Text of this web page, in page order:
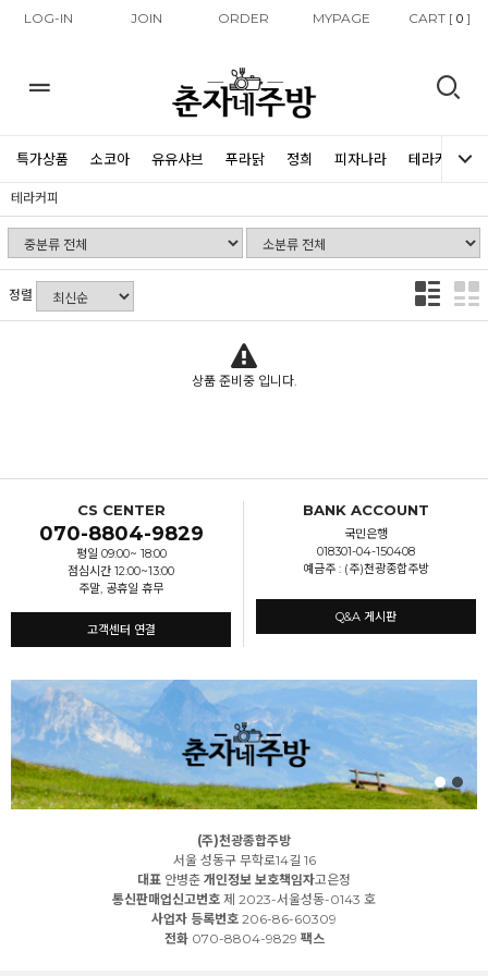
LOG-IN JOIN ORDER MYPAGE CART [ 0]
특가상품 소코아 유유샤브 푸라닭 정희 피자나라 테라커피
테라커피
정렬
상품 준비중 입니다.
CS CENTER
070-8804-9829
평일 09:00~ 18:00
점심시간 12:00~13:00
주말, 공휴일 휴무
고객센터 연결
BANK ACCOUNT
국민은행
018301-04-150408
예금주 : (주)천광종합주방
Q&A 게시판
(주)천광종합주방
서울 성동구 무학로14길 16
대표 안병춘 개인정보 보호책임자고은정
통신판매업신고번호 제 2023-서울성동-0143 호
사업자 등록번호 206-86-60309
전화070-8804-9829 팩스